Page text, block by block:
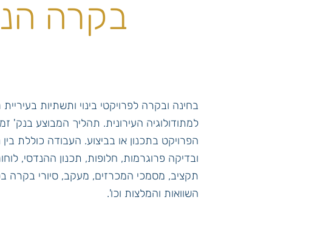
בקרה
בחינה ובקרה לפרויקטי בינוי ותשתיות
למתודולוגיה העירונית. תהליך המבוצע בנק'
הפרויקט בתכנון או בביצוע. העבודה כוללת
ובדיקה פרוגרמות, חלופות, תכנון ההנדסי,
תקציב, מסמכי המכרזים, מעקב, סיורי בקרה
השוואות והמלצות וכו'.